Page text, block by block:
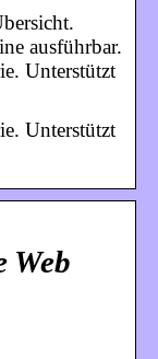
ausführbar.
Unterstützt
Unterstützt
Web